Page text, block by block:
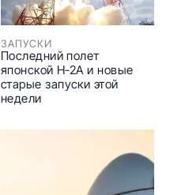
ЗАПУСКИ
Последний полет
японской H-2A и новые
старые запуски этой
недели